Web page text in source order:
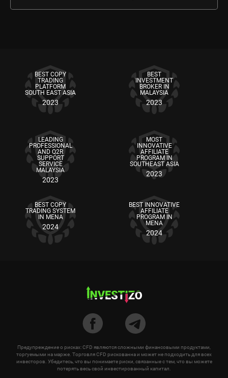
BEST COPY
TRADING
PLATFORM
SOUTH EAST ASIA
2023
BEST
INVESTMENT
BROKER IN
MALAYSIA
2023
LEADING
PROFESSIONAL
AND Q2R
SUPPORT
SERVICE
MALAYSIA
2023
MOST
INNOVATIVE
AFFILIATE
PROGRAM IN
SOUTHEAST ASIA
2023
BEST COPY
TRADING SYSTEM
IN MENA
2024
BEST INNOVATIVE
AFFILIATE
PROGRAM IN
MENA
2024
Предупреждение о рисках: CFD являются сложными финансовыми продуктами,
торгуемыми на марже. Торговля CFD рискованна и может не подходить для всех
инвесторов. Убедитесь, что вы понимаете риски, связанные с тем, что вы можете
потерять весь свой инвестированный капитал.